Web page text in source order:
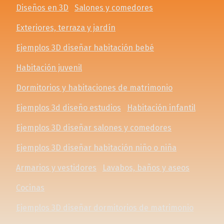
Diseños en 3D Salones y comedores
Exteriores, terraza y jardín
Ejemplos 3D diseñar habitación bebé
Habitación juvenil
Dormitorios y habitaciones de matrimonio
Ejemplos 3d diseño estudios Habitación infantil
Ejemplos 3D diseñar salones y comedores
Ejemplos 3D diseñar habitación niño o niña
Armarios y vestidores Lavabos, baños y aseos
Cocinas
Ejemplos 3D diseñar dormitorios de matrimonio